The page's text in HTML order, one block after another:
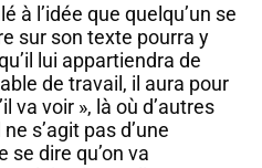
à l’idée que quelqu’un se
sur son texte pourra y
lui appartiendra de
de travail, il aura pour
va voir », là où d’autres
s’agit pas d’une
dire qu’on va